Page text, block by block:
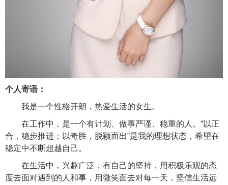
个人寄语：
我是一个性格开朗，热爱生活的女生。
在工作中，是一个有计划、做事严谨、稳重的人。“以正
合，稳步推进；以奇胜，脱颖而出”是我的理想状态，希望在
稳定中不断超越自己。
在生活中，兴趣广泛，有自己的坚持，用积极乐观的态
度去面对遇到的人和事，用微笑面去对每一天，坚信生活远